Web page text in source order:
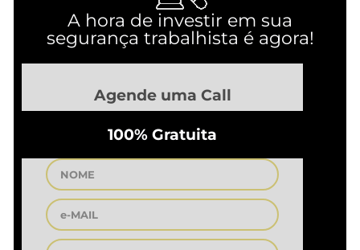
A hora de investir em sua
segurança trabalhista é agora!
Agende uma Call
100% Gratuita